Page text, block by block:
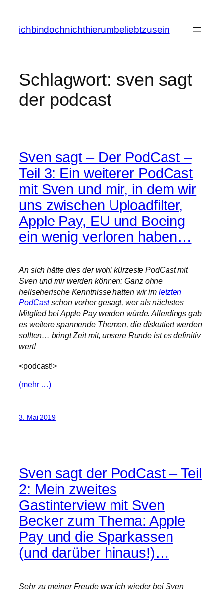
springen
ichbindochnichthierumbeliebtzusein
Schlagwort: sven sagt
der podcast
Sven sagt – Der PodCast –
Teil 3: Ein weiterer PodCast
mit Sven und mir, in dem wir
uns zwischen Uploadfilter,
Apple Pay, EU und Boeing
ein wenig verloren haben…
An sich hätte dies der wohl kürzeste PodCast mit
Sven und mir werden können: Ganz ohne
hellseherische Kenntnisse hatten wir im letzten
PodCastschon vorher gesagt, wer als nächstes
Mitglied bei Apple Pay werden würde. Allerdings gab
es weitere spannende Themen, die diskutiert werden
sollten… bringt Zeit mit, unsere Runde ist es definitiv
wert!
<podcast!>
(mehr …)
3. Mai 2019
Sven sagt der PodCast – Teil
2: Mein zweites
Gastinterview mit Sven
Becker zum Thema: Apple
Pay und die Sparkassen
(und darüber hinaus!)…
Sehr zu meiner Freude war ich wieder bei Sven